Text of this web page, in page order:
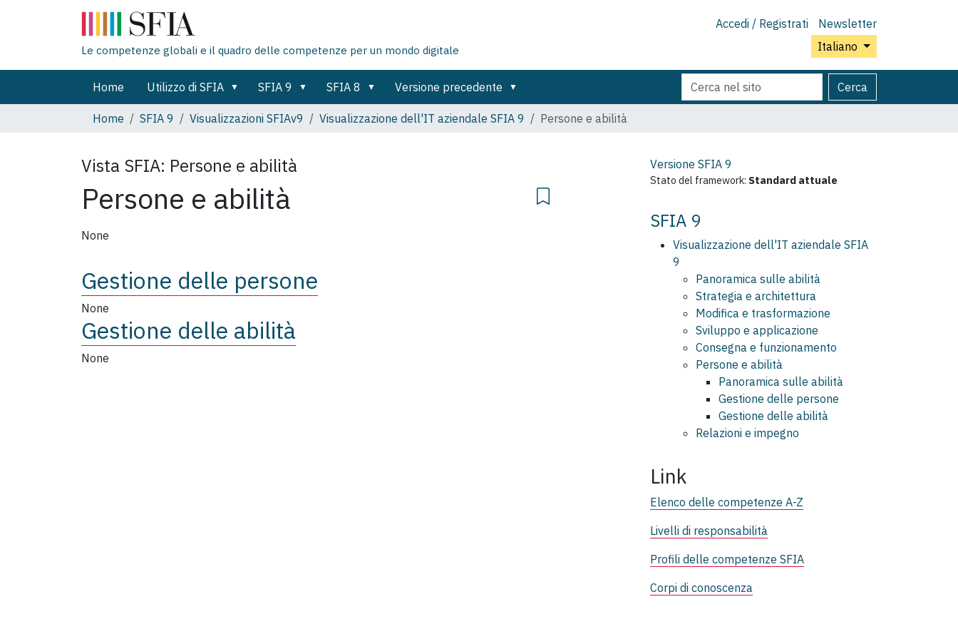
Accedi / Registrati
Newsletter
Italiano
Le competenze globali e il quadro delle competenze per un mondo digitale
Home Utilizzo di SFIA SFIA 9 SFIA 8 Versione precedente
Cerca
nel
Cerca
Ricerca
avanzata…
Home
SFIA 9 Visualizzazioni SFIAv9 Visualizzazione dell'IT aziendale SFIA 9 Persone e abilità
Vista SFIA: Persone e abilità
Persone e abilità
None
Gestione delle persone
None
Gestione delle abilità
None
Versione SFIA 9
Stato del framework: Standard attuale
SFIA 9
Visualizzazione dell'IT aziendale SFIA
9
Panoramica sulle abilità
Strategia e architettura
Modifica e trasformazione
Sviluppo e applicazione
Consegna e funzionamento
Persone e abilità
Panoramica sulle abilità
Gestione delle persone
Gestione delle abilità
Relazioni e impegno
Link
Elenco delle competenze A-Z
Livelli di responsabilità
Profili delle competenze SFIA
Corpi di conoscenza